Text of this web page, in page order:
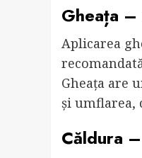
Gheața –
Aplicarea
Gheața are
și umflarea,
Căldura